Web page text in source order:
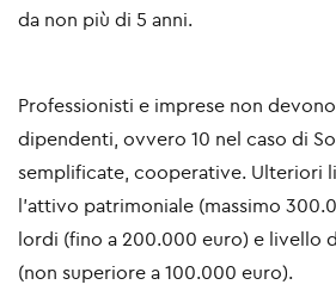
da non più di 5 anni.
Professionisti e imprese non
dipendenti, ovvero 10 nel caso di
semplificate, cooperative. Ulteriori
l'attivo patrimoniale (massimo
lordi (fino a 200.000 euro) e livello
(non superiore a 100.000 euro).